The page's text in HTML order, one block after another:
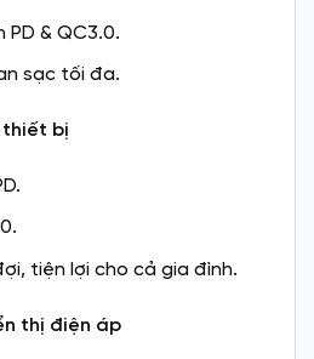
PD & QC3.0.
sạc tối đa.
thiết bị
tiện lợi cho cả gia đình.
thị điện áp